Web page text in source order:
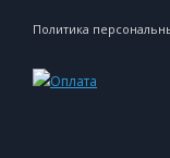
Политика